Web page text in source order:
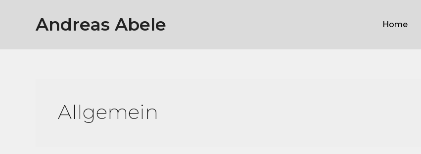
Andreas Abele Home
Allgemein